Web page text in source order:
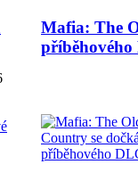
Mafia: The